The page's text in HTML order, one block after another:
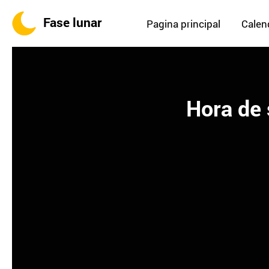
Fase lunar Pagina principal
Hora